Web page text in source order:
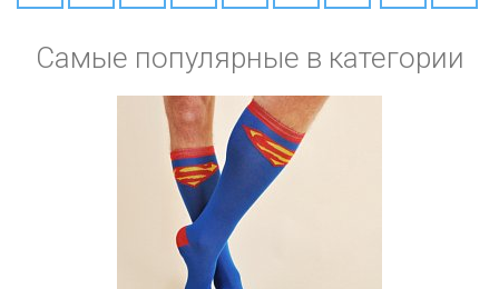
Самые популярные в категории